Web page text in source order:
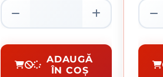
ADAUGĂ
ÎN COȘ